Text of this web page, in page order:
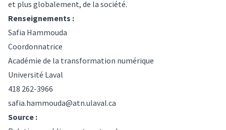
et plus globalement, de la société.
Renseignements :
Safia Hammouda
Coordonnatrice
Académie de la transformation numérique
Université Laval
418 262-3966
safia.hammouda@atn.ulaval.ca
Source :